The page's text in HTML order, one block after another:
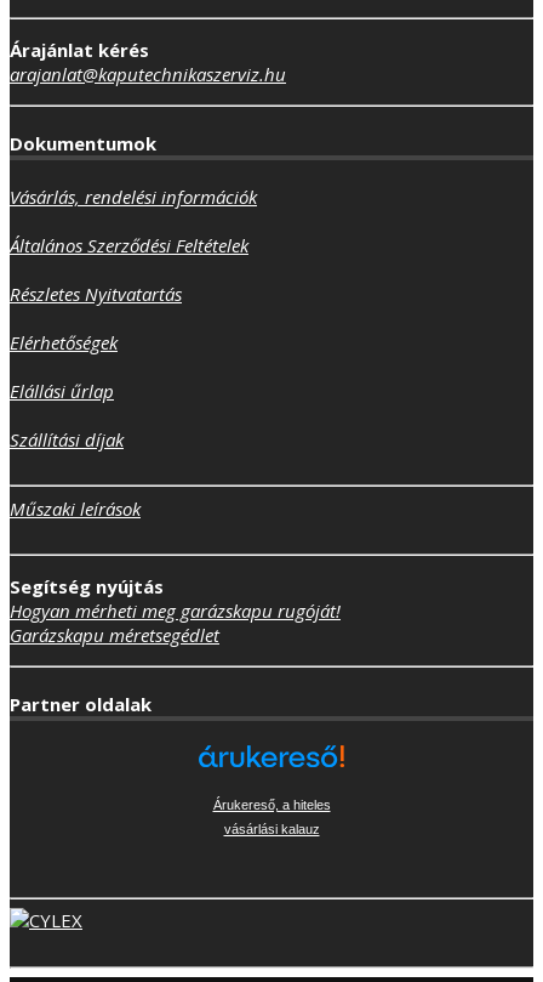
Árajánlat kérés
arajanlat@kaputechnikaszerviz.hu
Dokumentumok
Vásárlás, rendelési információk
Általános Szerződési Feltételek
Részletes Nyitvatartás
Elérhetőségek
Elállási űrlap
Szállítási díjak
Műszaki leírások
Segítség nyújtás
Hogyan mérheti meg garázskapu rugóját!
Garázskapu méretsegédlet
Partner oldalak
Árukereső, a hiteles
vásárlási kalauz